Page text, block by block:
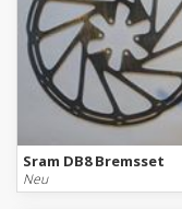
Sram DB8 Bremsset
Neu